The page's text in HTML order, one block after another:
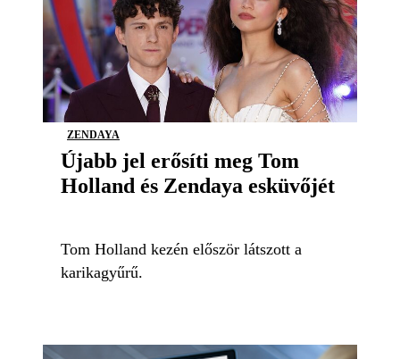
ZENDAYA
Újabb jel erősíti meg Tom
Holland és Zendaya esküvőjét
Tom Holland kezén először látszott a
karikagyűrű.